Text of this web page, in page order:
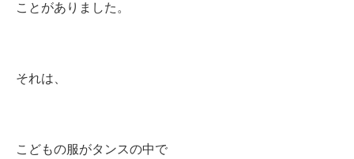
ことがありました。
それは、
こどもの服がタンスの中で